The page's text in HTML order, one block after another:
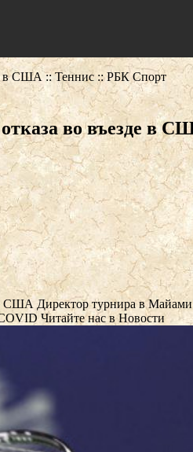
в США :: Теннис :: РБК Спорт
во въезде в
в США Директор турнира в Майами
Читайте нас в Новости